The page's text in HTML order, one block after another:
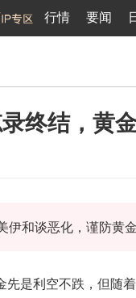
行情 要闻
终结，黄
伊和谈恶化，谨防黄
是利空不跌，但随